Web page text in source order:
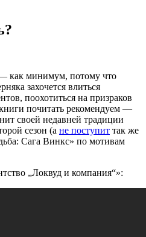
как минимум, потому что
захочется влиться
поохотиться на призраков
почитать рекомендуем —
своей недавней традиции
сезон (а не поступит так же
Сага Винкс» по мотивам
„Локвуд и компания“»: